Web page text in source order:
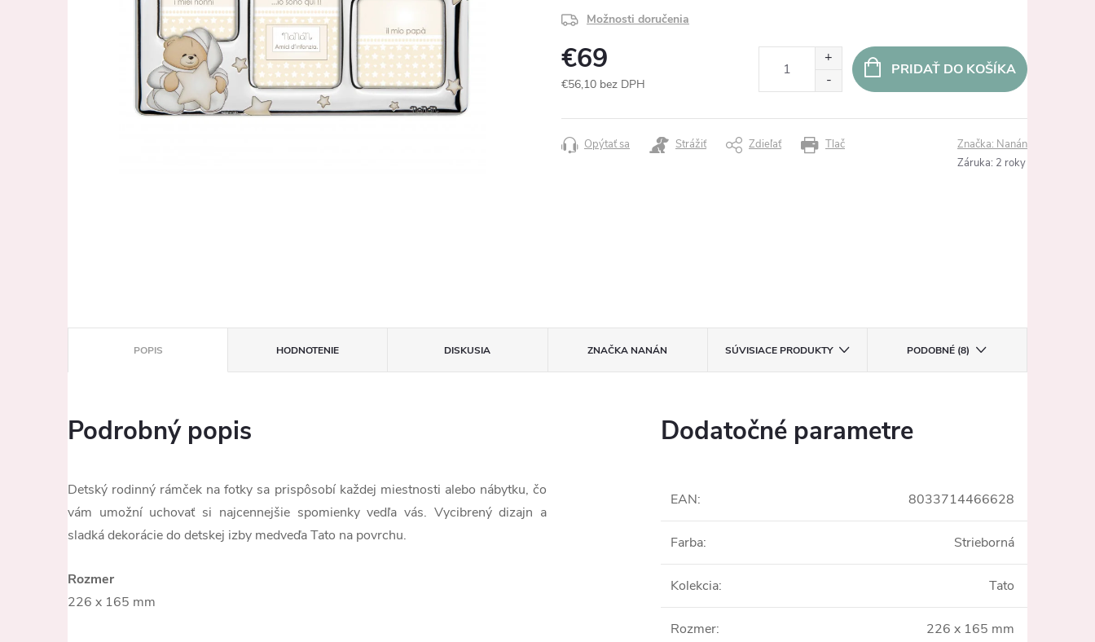
Možnosti doručenia
€69
€56,10 bez DPH
cena:
PRIDAŤ DO KOŠÍKA
Tlač
Opýtať sa Strážiť Zdieľať Značka: Nanán
Záruka: 2 roky
POPIS HODNOTENIE DISKUSIA ZNAČKA NANÁN SÚVISIACE PRODUKTY PODOBNÉ (8)
Podrobný popis
Detský rodinný rámček na fotky sa prispôsobí každej miestnosti alebo nábytku, čo
vám umožní uchovať si najcennejšie spomienky vedľa vás. Vycibrený dizajn a
sladká dekorácie do detskej izby medveďa Tato na povrchu.
Rozmer
226 x 165 mm
Dodatočné parametre
EAN: 8033714466628
Farba: Strieborná
Kolekcia: Tato
Rozmer: 226 x 165 mm